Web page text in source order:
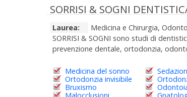
SORRISI & SOGNI
Laurea:
Medicina e Chirurgia,
SORRISI & SOGNI sono studi di
prevenzione dentale, ortodonzia,
Medicina del sonno
Ortodonzia invisibile
Bruxismo